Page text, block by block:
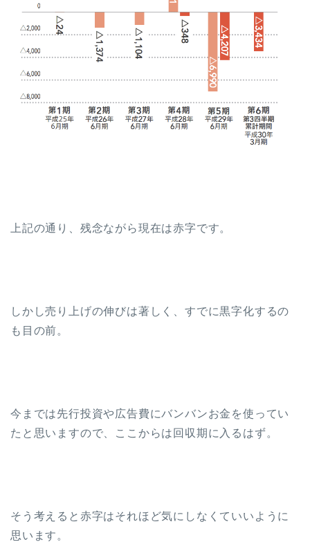
上記の通り、残念ながら現在は赤字です。
しかし売り上げの伸びは著しく、すでに黒字化するの
も目の前。
今までは先行投資や広告費にバンバンお金を使ってい
たと思いますので、ここからは回収期に入るはず。
そう考えると赤字はそれほど気にしなくていいように
思います。